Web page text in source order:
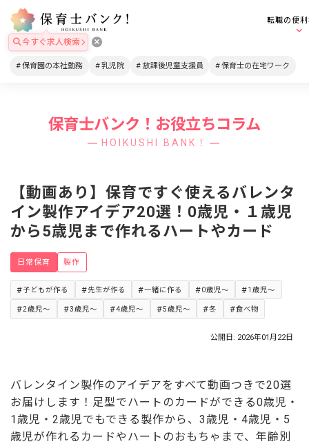
転職の便
今すぐ求人検索
保育園の本社勤務 乳児院 放課後児童支援員 保育士の在宅ワーク
保育士バンク！お役立ちコラム
HOIKUSHI BANK！
【動画あり】保育ですぐ使えるバレンタ
イン製作アイデア20選！0歳児・１歳児
から5歳児まで作れるハートやカード
日常保育 製作
子どもが作る 先生が作る 一緒に作る 0歳児～ 1歳児～
2歳児～ 3歳児～ 4歳児～ 5歳児～ 冬 食べ物
公開日: 2026年01月22日
バレンタイン製作のアイデアをすべて動画つきで20選
お届けします！足型でハートのカードができる0歳児・
1歳児・2歳児でもできる製作から、3歳児・4歳児・5
歳児が作れるカードやハートのおもちゃまで、年齢別